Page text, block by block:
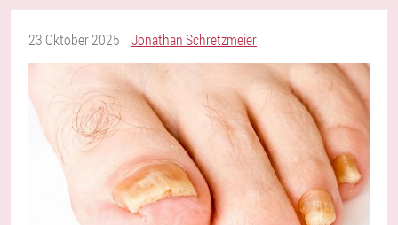
23 Oktober 2025 Jonathan Schretzmeier